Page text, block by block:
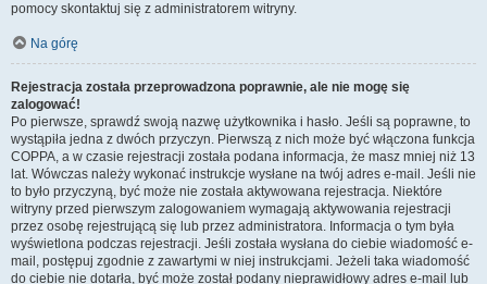
pomocy skontaktuj się z administratorem witryny.
Na górę
Rejestracja została przeprowadzona poprawnie, ale nie mogę się
zalogować!
Po pierwsze, sprawdź swoją nazwę użytkownika i hasło. Jeśli są poprawne, to
wystąpiła jedna z dwóch przyczyn. Pierwszą z nich może być włączona funkcja
COPPA, a w czasie rejestracji została podana informacja, że masz mniej niż 13
lat. Wówczas należy wykonać instrukcje wysłane na twój adres e-mail. Jeśli nie
to było przyczyną, być może nie została aktywowana rejestracja. Niektóre
witryny przed pierwszym zalogowaniem wymagają aktywowania rejestracji
przez osobę rejestrującą się lub przez administratora. Informacja o tym była
wyświetlona podczas rejestracji. Jeśli została wysłana do ciebie wiadomość e-
mail, postępuj zgodnie z zawartymi w niej instrukcjami. Jeżeli taka wiadomość
do ciebie nie dotarła, być może został podany nieprawidłowy adres e-mail lub